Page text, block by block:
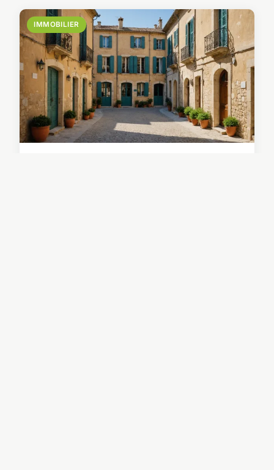
IMMOBILIER